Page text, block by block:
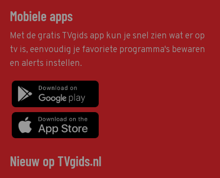
Mobiele apps
Met de gratis TVgids app kun je snel zien wat er op
tv is, eenvoudig je favoriete programma's bewaren
en alerts instellen.
Nieuw op TVgids.nl